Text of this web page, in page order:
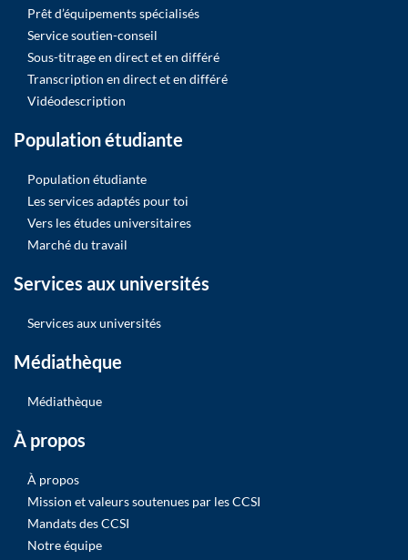
Prêt d’équipements spécialisés
Service soutien-conseil
Sous-titrage en direct et en différé
Transcription en direct et en différé
Vidéodescription
Population étudiante
Population étudiante
Les services adaptés pour toi
Vers les études universitaires
Marché du travail
Services aux universités
Services aux universités
Médiathèque
Médiathèque
À propos
À propos
Mission et valeurs soutenues par les CCSI
Mandats des CCSI
Notre équipe